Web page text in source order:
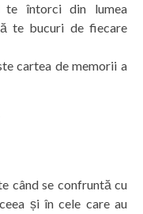
te întorci din lumea
te bucuri de fiecare
cartea de memorii a
când se confruntă cu
și în cele care au